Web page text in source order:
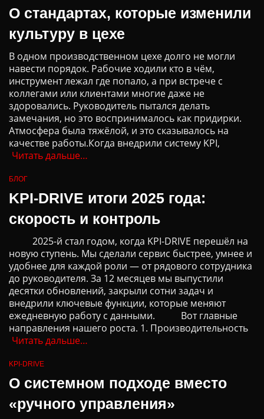
О стандартах, которые изменили
культуру в цехе
В одном производственном цехе долго не могли
навести порядок. Рабочие ходили кто в чём,
инструмент лежал где попало, а при встрече с
коллегами или клиентами многие даже не
здоровались. Руководитель пытался делать
замечания, но это воспринималось как придирки.
Атмосфера была тяжёлой, и это сказывалось на
качестве работы.Когда внедрили систему KPI,
Читать дальше…
БЛОГ
KPI-DRIVE итоги 2025 года:
скорость и контроль
2025-й стал годом, когда KPI-DRIVE перешёл на
новую ступень. Мы сделали сервис быстрее, умнее и
удобнее для каждой роли — от рядового сотрудника
до руководителя. За 12 месяцев мы выпустили
десятки обновлений, закрыли сотни задач и
внедрили ключевые функции, которые меняют
ежедневную работу с данными. Вот главные
направления нашего роста. 1. Производительность
Читать дальше…
KPI-DRIVE
О системном подходе вместо
«ручного управления»